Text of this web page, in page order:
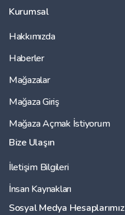
Kurumsal
Hakkımızda
Haberler
Mağazalar
Mağaza Giriş
Mağaza Açmak İstiyorum
Bize Ulaşın
İletişim Bilgileri
İnsan Kaynakları
Sosyal Medya Hesaplarımız